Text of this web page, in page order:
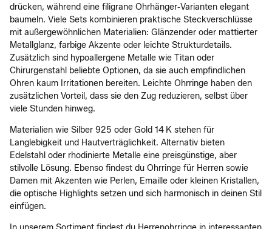
drücken, während eine filigrane Ohrhänger‑Varianten elegant
baumeln. Viele Sets kombinieren praktische Steckverschlüsse
mit außergewöhnlichen Materialien: Glänzender oder mattierter
Metallglanz, farbige Akzente oder leichte Strukturdetails.
Zusätzlich sind hypoallergene Metalle wie Titan oder
Chirurgenstahl beliebte Optionen, da sie auch empfindlichen
Ohren kaum Irritationen bereiten. Leichte Ohrringe haben den
zusätzlichen Vorteil, dass sie den Zug reduzieren, selbst über
viele Stunden hinweg.
Materialien wie Silber 925 oder Gold 14 K stehen für
Langlebigkeit und Hautverträglichkeit. Alternativ bieten
Edelstahl oder rhodinierte Metalle eine preisgünstige, aber
stilvolle Lösung. Ebenso findest du Ohrringe für Herren sowie
Damen mit Akzenten wie Perlen, Emaille oder kleinen Kristallen,
die optische Highlights setzen und sich harmonisch in deinen Stil
einfügen.